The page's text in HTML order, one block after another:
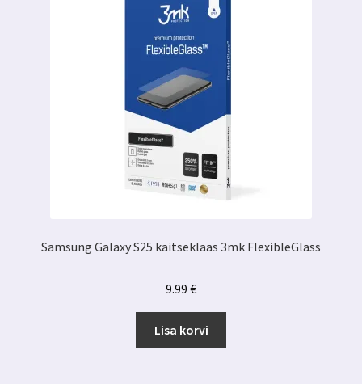
Samsung Galaxy S25 kaitseklaas 3mk FlexibleGlass
9.99 €
Lisa korvi